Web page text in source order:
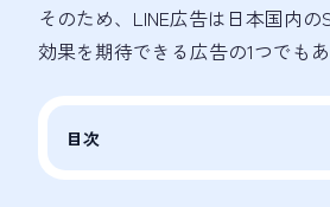
そのため、LINE広告は日本国内の
効果を期待できる広告の1つでもあ
目次